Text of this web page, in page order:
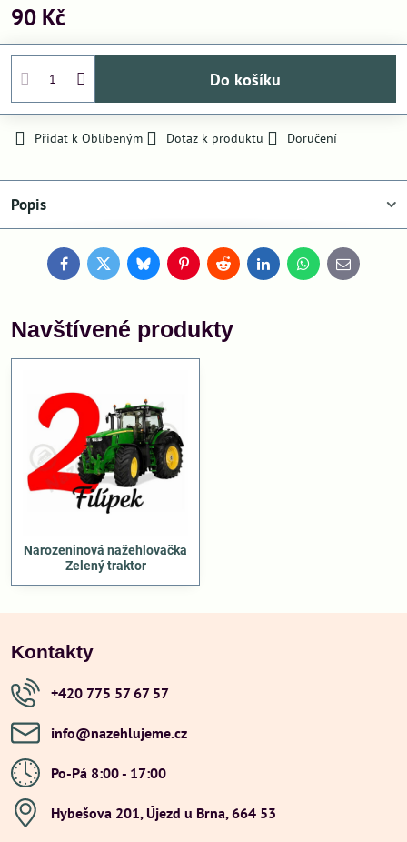
90 Kč
Do košíku
Přidat k Oblíbeným Dotaz k produktu Doručení
Popis
FacebookTwitterBlueskyPinterestReddit LinkedInWhatsApp
E-
mail
Navštívené produkty
Narozeninová nažehlovačka
Zelený traktor
Kontakty
+420 775 57 67 57
info​@nazehlujeme​.cz
Po-Pá 8:00 - 17:00
Hybešova 201, Újezd u Brna, 664 53